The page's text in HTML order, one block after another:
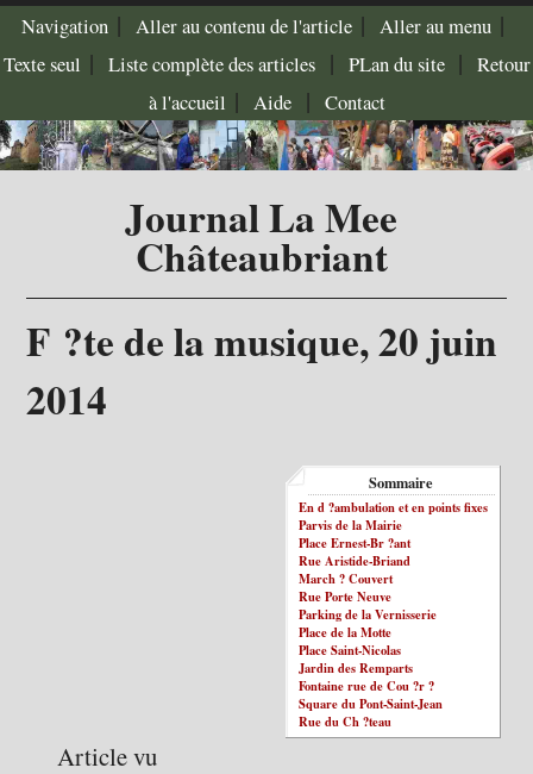
Navigation| Aller au contenu de l'article| Aller au menu|
Texte seul | Liste complète des articles| PLan du site | Retour
à l'accueil | Aide| Contact
Journal La Mee
Châteaubriant
F ?te de la musique, 20 juin
2014
Sommaire
En d ?ambulation et en points fixes
Parvis de la Mairie
Place Ernest-Br ?ant
Rue Aristide-Briand
March ? Couvert
Rue Porte Neuve
Parking de la Vernisserie
Place de la Motte
Place Saint-Nicolas
Jardin des Remparts
Fontaine rue de Cou ?r ?
Square du Pont-Saint-Jean
Rue du Ch ?teau
Article vu